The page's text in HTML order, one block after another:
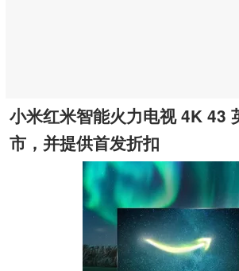
小米红米智能火力电视 4K 43
市，并提供首发折扣